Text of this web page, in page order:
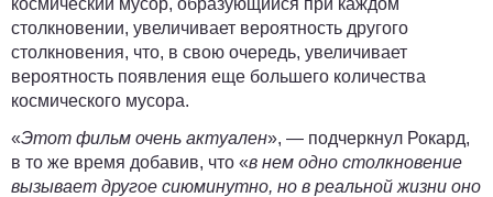
космический мусор, образующийся при каждом
столкновении, увеличивает вероятность другого
столкновения, что, в свою очередь, увеличивает
вероятность появления еще большего количества
космического мусора.
«Этот фильм очень актуален», — подчеркнул Рокард,
в то же время добавив, что «в нем одно столкновение
вызывает другое сиюминутно, но в реальной жизни оно